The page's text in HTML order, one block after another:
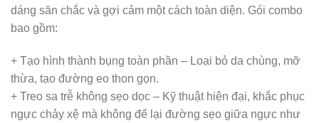
dáng săn chắc và gợi cảm một cách toàn diện. Gói combo
bao gồm:
+ Tạo hình thành bụng toàn phần – Loại bỏ da chùng, mỡ
thừa, tạo đường eo thon gọn.
+ Treo sa trễ không sẹo dọc – Kỹ thuật hiện đại, khắc phục
ngực chảy xệ mà không để lại đường sẹo giữa ngực như